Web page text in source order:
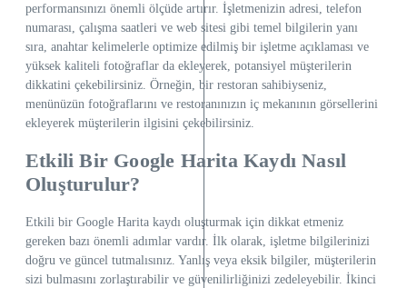
performansınızı önemli ölçüde artırır. İşletmenizin adresi, telefon
numarası, çalışma saatleri ve web sitesi gibi temel bilgilerin yanı
sıra, anahtar kelimelerle optimize edilmiş bir işletme açıklaması ve
yüksek kaliteli fotoğraflar da ekleyerek, potansiyel müşterilerin
dikkatini çekebilirsiniz. Örneğin, bir restoran sahibiyseniz,
menünüzün fotoğraflarını ve restoranınızın iç mekanının görsellerini
ekleyerek müşterilerin ilgisini çekebilirsiniz.
Etkili Bir Google Harita Kaydı Nasıl
Oluşturulur?
Etkili bir Google Harita kaydı oluşturmak için dikkat etmeniz
gereken bazı önemli adımlar vardır. İlk olarak, işletme bilgilerinizi
doğru ve güncel tutmalısınız. Yanlış veya eksik bilgiler, müşterilerin
sizi bulmasını zorlaştırabilir ve güvenilirliğinizi zedeleyebilir. İkinci